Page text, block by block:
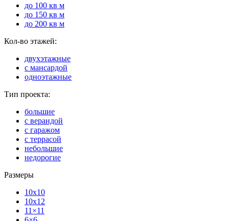
до 100 кв м
до 150 кв м
до 200 кв м
Кол-во этажей:
двухэтажные
с мансардой
одноэтажные
Тип проекта:
большие
с верандой
с гаражом
с террасой
небольшие
недорогие
Размеры
10x10
10x12
11×11